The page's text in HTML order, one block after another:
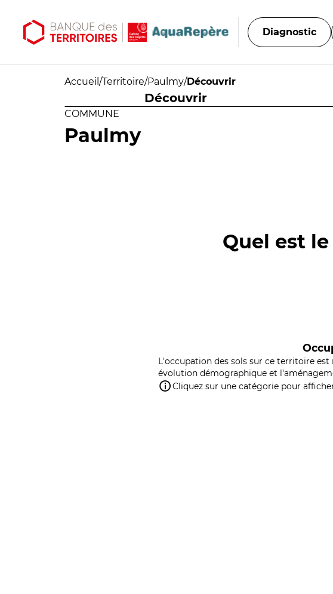
Diagnostic
Accueil /Territoire/Paulmy/Découvrir
Découvrir
COMMUNE
Paulmy
Quel est
L'occupation des sols sur ce territoire
évolution démographique et
Cliquez sur une catégorie pour